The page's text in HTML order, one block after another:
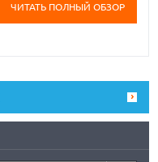
ЧИТАТЬ ПОЛНЫЙ ОБЗОР